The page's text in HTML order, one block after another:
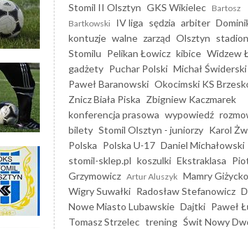
Stomil II Olsztyn GKS Wikielec Bartosz
Bartkowski IV liga sędzia arbiter
kontuzje walne zarząd Olsztyn stadion
Stomilu Pelikan Łowicz kibice Widzew
gadżety Puchar Polski Michał Świderski
Paweł Baranowski Okocimski KS
Znicz Biała Piska Zbigniew Kaczmarek
konferencja prasowa wypowiedź
bilety Stomil Olsztyn - juniorzy Karol
Polska Polska U-17 Daniel Michałowski
stomil-sklep.pl koszulki Ekstraklasa
Grzymowicz Artur Aluszyk Mamry Giżycko
Wigry Suwałki Radosław Stefanowicz
Nowe Miasto Lubawskie Dajtki Paweł
Tomasz Strzelec trening Świt Nowy